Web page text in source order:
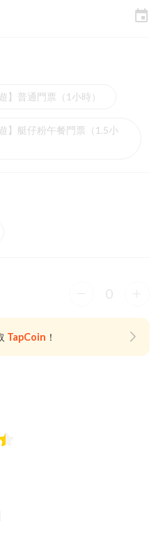
event
】普通門票（1小時）
】艇仔粉午餐門票（1.5小
0
TapCoin ！